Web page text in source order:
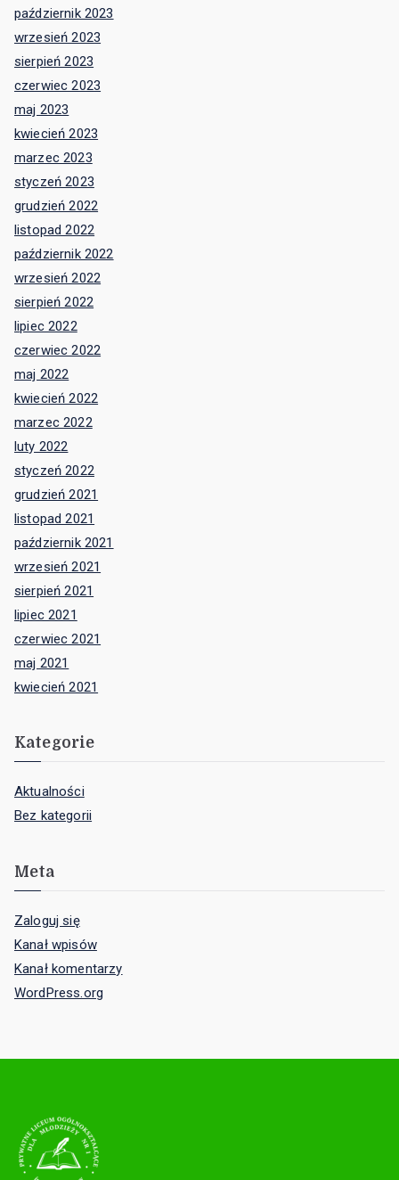
październik 2023
wrzesień 2023
sierpień 2023
czerwiec 2023
maj 2023
kwiecień 2023
marzec 2023
styczeń 2023
grudzień 2022
listopad 2022
październik 2022
wrzesień 2022
sierpień 2022
lipiec 2022
czerwiec 2022
maj 2022
kwiecień 2022
marzec 2022
luty 2022
styczeń 2022
grudzień 2021
listopad 2021
październik 2021
wrzesień 2021
sierpień 2021
lipiec 2021
czerwiec 2021
maj 2021
kwiecień 2021
Kategorie
Aktualności
Bez kategorii
Meta
Zaloguj się
Kanał wpisów
Kanał komentarzy
WordPress.org